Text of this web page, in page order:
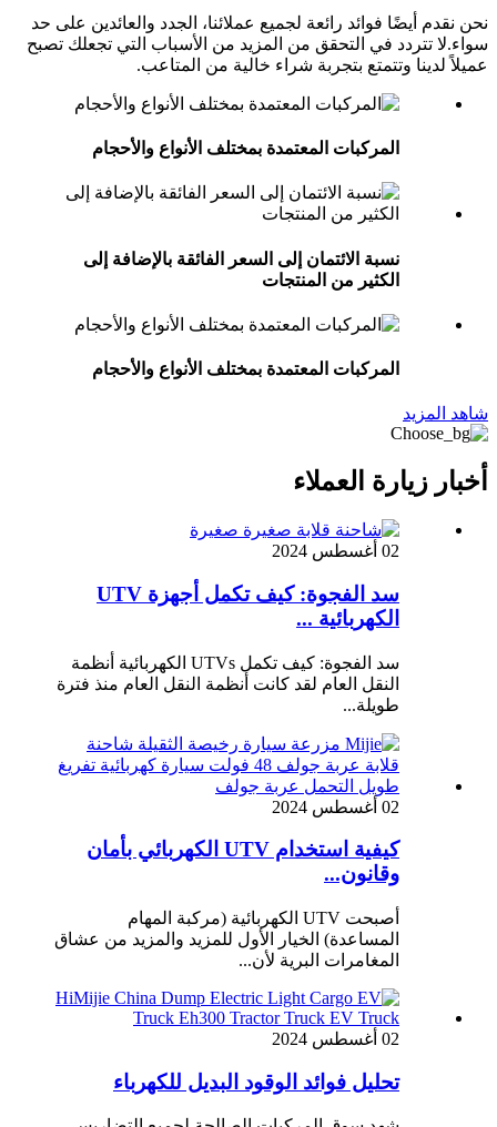
نحن نقدم أيضًا فوائد رائعة لجميع عملائنا، الجدد والعائدين على حد
سواء.لا تتردد في التحقق من المزيد من الأسباب التي تجعلك تصبح
عميلاً لدينا وتتمتع بتجربة شراء خالية من المتاعب.
المركبات المعتمدة بمختلف الأنواع والأحجام
نسبة الائتمان إلى السعر الفائقة بالإضافة إلى
الكثير من المنتجات
المركبات المعتمدة بمختلف الأنواع والأحجام
شاهد المزيد
أخبار زيارة العملاء
02 أغسطس 2024
سد الفجوة: كيف تكمل أجهزة UTV
الكهربائية ...
سد الفجوة: كيف تكمل UTVs الكهربائية أنظمة
النقل العام لقد كانت أنظمة النقل العام منذ فترة
طويلة...
02 أغسطس 2024
كيفية استخدام UTV الكهربائي بأمان
وقانون...
أصبحت UTV الكهربائية (مركبة المهام
المساعدة) الخيار الأول للمزيد والمزيد من عشاق
المغامرات البرية لأن...
02 أغسطس 2024
تحليل فوائد الوقود البديل للكهرباء